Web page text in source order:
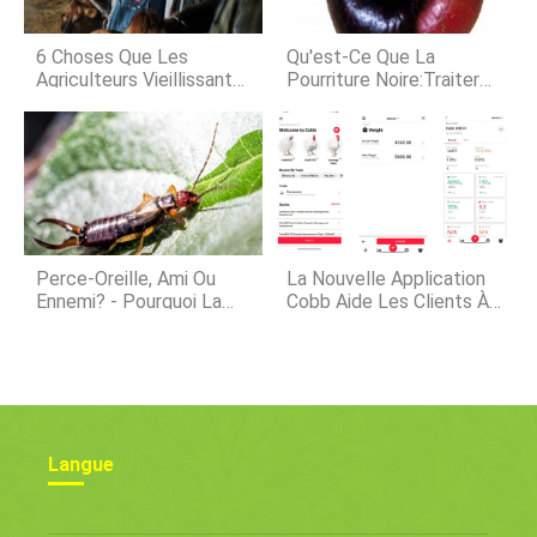
couvrant 1,7 million dacres aux
États-Unis et au Canada. Rogge-
Fidler succède au cofondateur et
6 Choses Que Les
Agriculteurs Vieillissants
Pour Leur Santé Et Leur
Sécurité
Qu'est-Ce Que La
Pourriture Noire:Traiter
Les Pommiers
Perce-Oreille, Ami Ou
Ennemi? - Pourquoi La
La Nouvelle Application
Cobb Aide Les Clients À
Langue